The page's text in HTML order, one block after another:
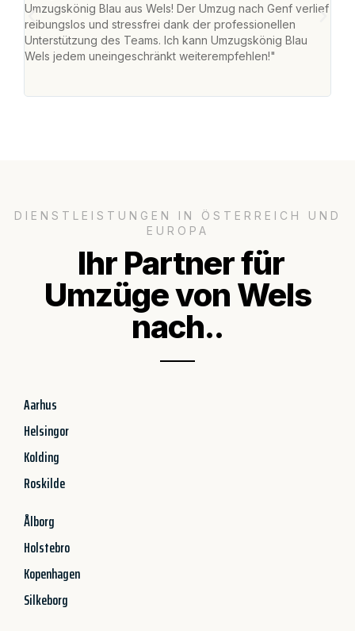
Umzugskönig Blau aus Wels! Der Umzug nach Genf verlief
reibungslos und stressfrei dank der professionellen
Unterstützung des Teams. Ich kann Umzugskönig Blau
Wels jedem uneingeschränkt weiterempfehlen!"
DIENSTLEISTUNGEN IN ÖSTERREICH UND
EUROPA
Ihr Partner für
Umzüge von Wels
nach..
Aarhus
Helsingor
Kolding
Roskilde
Ålborg
Holstebro
Kopenhagen
Silkeborg